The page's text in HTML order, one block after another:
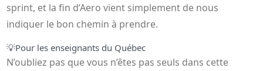
sprint, et la fin d’Aero vient simplement de nous
indiquer le bon chemin à prendre.
💡Pour les enseignants du Québec
N’oubliez pas que vous n’êtes pas seuls dans cette